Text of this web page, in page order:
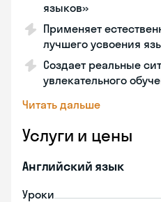
языков»
Применяет
лучшего усвоения
Создает реальные
увлекательного
Читать дальше
Услуги и цены
Английский язык
Уроки